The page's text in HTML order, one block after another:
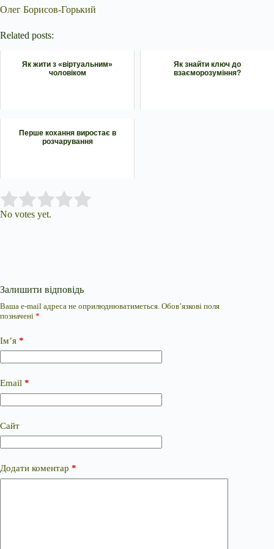
Олег Борисов-Горький
Related posts:
Як жити з «віртуальним»
чоловіком
Як знайти ключ до
взаєморозуміння?
Перше кохання виростає в
розчарування
Rate this item:
No votes yet.
Залишити відповідь
Ваша e-mail адреса не оприлюднюватиметься. Обов’язкові поля
позначені *
Ім’я *
Email *
Сайт
Додати коментар *